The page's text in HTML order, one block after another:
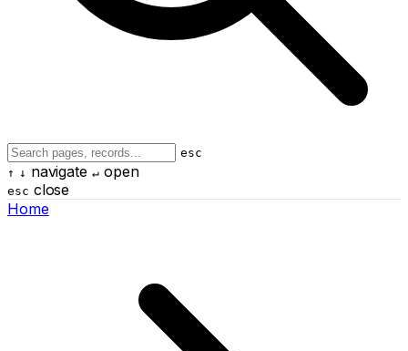
esc
↑ ↓ navigate ↵open
esc close
Home